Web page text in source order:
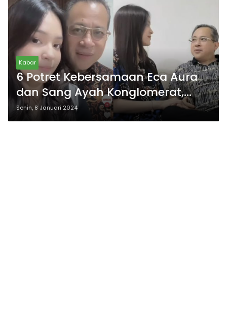
Kabar
6 Potret Kebersamaan Eca Aura
dan Sang Ayah Konglomerat,
Momen Spesial yang Bikin
Terenyuh!
Senin, 8 Januari 2024